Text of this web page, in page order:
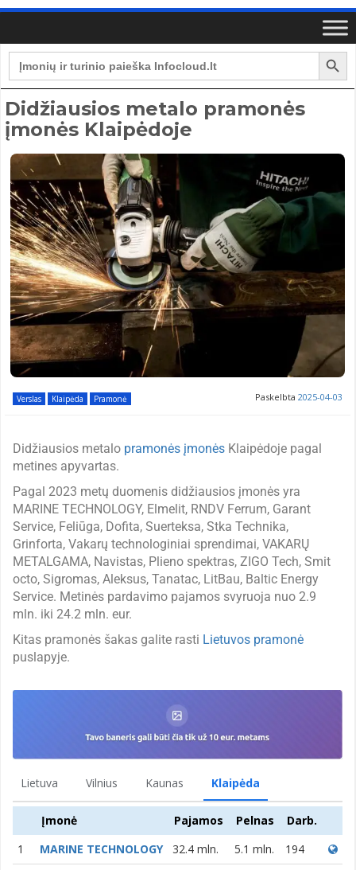
Search
for:
Search Button
Didžiausios metalo pramonės
įmonės Klaipėdoje
Verslas Klaipėda Pramonė Paskelbta 2025-04-03
Didžiausios metalo pramonės įmonės Klaipėdoje pagal
metines apyvartas.
Pagal 2023 metų duomenis didžiausios įmonės yra
MARINE TECHNOLOGY, Elmelit, RNDV Ferrum, Garant
Service, Feliūga, Dofita, Suerteksa, Stka Technika,
Grinforta, Vakarų technologiniai sprendimai, VAKARŲ
METALGAMA, Navistas, Plieno spektras, ZIGO Tech, Smit
octo, Sigromas, Aleksus, Tanatac, LitBau, Baltic Energy
Service. Metinės pardavimo pajamos svyruoja nuo 2.9
mln. iki 24.2 mln. eur.
Kitas pramonės šakas galite rasti Lietuvos pramonė
puslapyje.
Lietuva Vilnius Kaunas Klaipėda
Įmonė Pajamos Pelnas
Darb.
1
MARINE TECHNOLOGY 32.4 mln. 5.1 mln. 194